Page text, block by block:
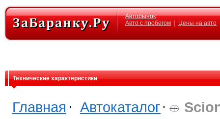
Авторынок
Авто с пробегом
Цены на авто
Технические характеристики
Главная Автокаталог